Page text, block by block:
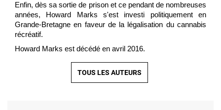
Enfin, dès sa sortie de prison et ce pendant de nombreuses
années, Howard Marks s'est investi politiquement en
Grande-Bretagne en faveur de la légalisation du cannabis
récréatif.
Howard Marks est décédé en avril 2016.
TOUS LES AUTEURS